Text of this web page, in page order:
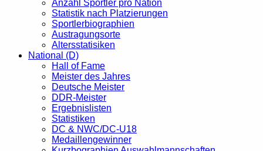
Anzahl Sportler pro Nation
Statistik nach Platzierungen
Sportlerbiographien
Austragungsorte
Altersstatisiken
National (D)
Hall of Fame
Meister des Jahres
Deutsche Meister
DDR-Meister
Ergebnislisten
Statistiken
DC & NWC/DC-U18
Medaillengewinner